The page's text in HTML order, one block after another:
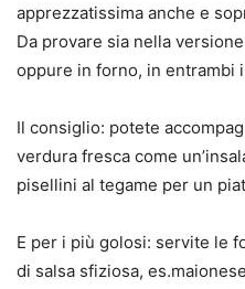
apprezzatissima anche e
Da provare sia nella
oppure in forno, in entrambi
Il consiglio: potete
verdura fresca come
pisellini al tegame per un
E per i più golosi: servite le
di salsa sfiziosa,